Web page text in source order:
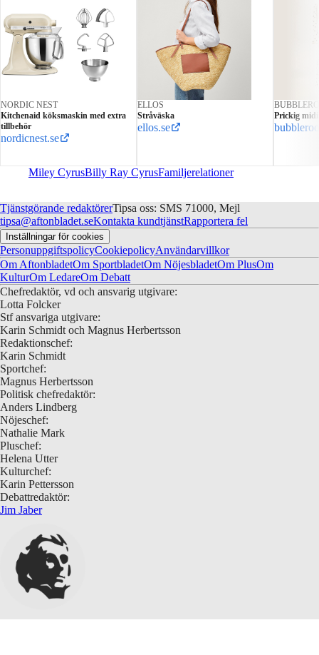
NORDIC NEST
Kitchenaid köksmaskin med extra
tillbehör
nordicnest.se
ELLOS
Stråväska
ellos.se
Prickig
Miley CyrusBilly Ray CyrusFamiljerelationer
Tjänstgörande redaktörerTipsa oss: SMS 71000, Mejl
tipsa@aftonbladet.seKontakta kundtjänstRapportera fel
Inställningar för cookies
PersonuppgiftspolicyCookiepolicyAnvändarvillkor
Om AftonbladetOm SportbladetOm NöjesbladetOm PlusOm
KulturOm LedareOm Debatt
Chefredaktör, vd och ansvarig utgivare:
Lotta Folcker
Stf ansvariga utgivare:
Karin Schmidt och Magnus Herbertsson
Redaktionschef:
Karin Schmidt
Sportchef:
Magnus Herbertsson
Politisk chefredaktör:
Anders Lindberg
Nöjeschef:
Nathalie Mark
Pluschef:
Helena Utter
Kulturchef:
Karin Pettersson
Debattredaktör:
Jim Jaber